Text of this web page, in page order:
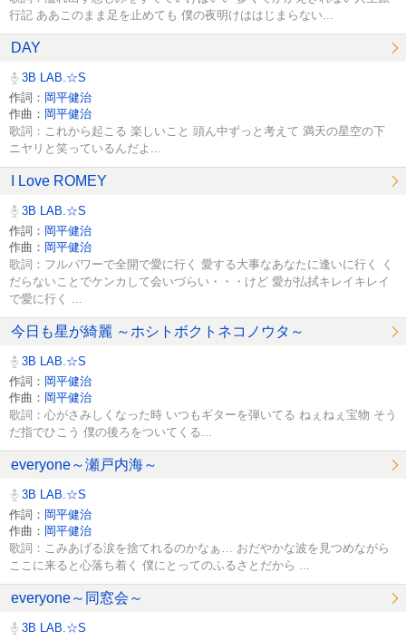
行記 ああこのまま足を止めても 僕の夜明けははじまらない...
DAY
3B LAB.☆S
作詞： 岡平健治
作曲： 岡平健治
歌詞：これから起こる 楽しいこと 頭ん中ずっと考えて 満天の星空の下
ニヤリと笑っているんだよ...
I Love ROMEY
3B LAB.☆S
作詞： 岡平健治
作曲： 岡平健治
歌詞：フルパワーで全開で愛に行く 愛する大事なあなたに逢いに行く く
だらないことでケンカして会いづらい・・・けど 愛が払拭キレイキレイ
で愛に行く ...
今日も星が綺麗 ～ホシトボクトネコノウタ～
3B LAB.☆S
作詞： 岡平健治
作曲： 岡平健治
歌詞：心がさみしくなった時 いつもギターを弾いてる ねぇねぇ宝物 そう
だ指でひこう 僕の後ろをついてくる...
everyone～瀬戸内海～
3B LAB.☆S
作詞： 岡平健治
作曲： 岡平健治
歌詞：こみあげる涙を捨てれるのかなぁ… おだやかな波を見つめながら
ここに来ると心落ち着く 僕にとってのふるさとだから ...
everyone～同窓会～
3B LAB.☆S